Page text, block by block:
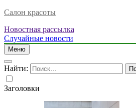
Салон красоты
Новостная рассылка
Случайные новости
Меню
Найти:
Заголовки